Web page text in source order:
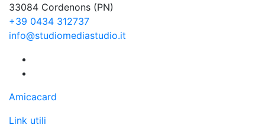
33084 Cordenons (PN)
+39 0434 312737
info@studiomediastudio.it
Amicacard
Link utili